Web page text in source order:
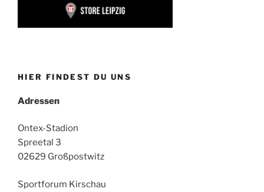
HIER FINDEST DU UNS
Adressen
Ontex-Stadion
Spreetal 3
02629 Großpostwitz
Sportforum Kirschau